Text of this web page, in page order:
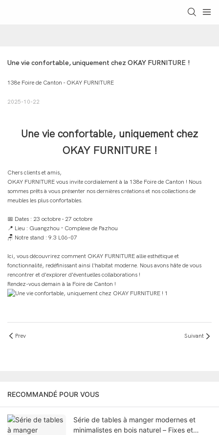
Une vie confortable, uniquement chez OKAY FURNITURE !
138e Foire de Canton - OKAY FURNITURE
2025-10-22
Une vie confortable, uniquement chez
OKAY FURNITURE !
Chers clients et amis,
OKAY FURNITURE vous invite cordialement à la 138e Foire de Canton ! Nous
sommes prêts à vous présenter nos dernières créations et nos collections de
meubles les plus confortables.
📅 Dates : 23 octobre - 27 octobre
📍 Lieu : Guangzhou · Complexe de Pazhou
🪑 Notre stand : 9.3 L06-07
Ici, vous découvrirez comment OKAY FURNITURE allie esthétique et
fonctionnalité, redéfinissant ainsi l'habitat moderne. Nous avons hâte de vous
rencontrer et d'explorer d'éventuelles collaborations !
Rendez-vous demain à la Foire de Canton !
Prev Suivant
RECOMMANDÉ POUR VOUS
Série de tables à manger modernes et
minimalistes en bois naturel – Fixes et